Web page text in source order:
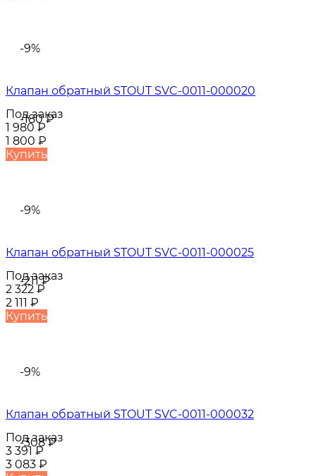
-9%
-180₽
Клапан обратный STOUT SVC-0011-000020
Под заказ
1 980 ₽
1 800 ₽
Купить
-9%
-211₽
Клапан обратный STOUT SVC-0011-000025
Под заказ
2 322₽
2 111 ₽
Купить
-9%
-308₽
Клапан обратный STOUT SVC-0011-000032
Под заказ
3 391₽
3 083 ₽